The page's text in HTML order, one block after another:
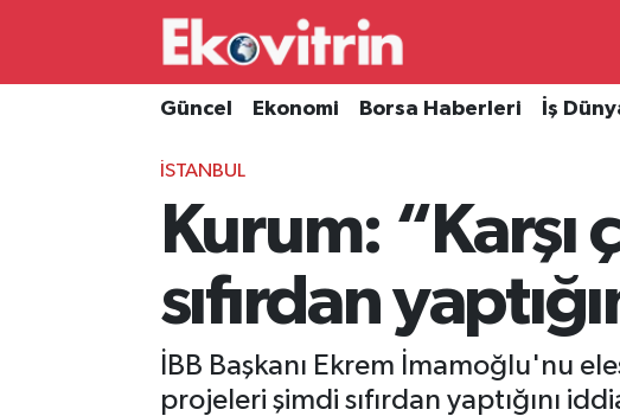
Güncel Ekonomi Borsa Haberleri İş
İSTANBUL
Kurum: “Karşı
sıfırdan
İBB Başkanı Ekrem İmamoğlu'nu
projeleri şimdi sıfırdan yaptığını
Güncel
Borsa Haberleri
Hava Durumu
Süper Lig Puan Durumu ve Fikstür
Son Dakika Haberleri
Haber Arşivi